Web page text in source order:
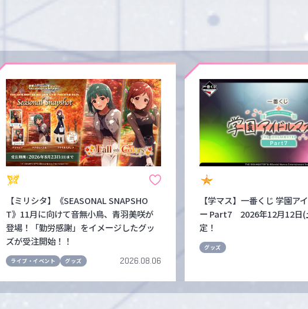
【ミリシタ】《SEASONAL SNAPSHO
T》11月に向けて音無小鳥、青羽美咲が
登場！「勤労感謝」をイメージしたグッ
ズが受注開始！！
ライブ・イベント グッズ 2026.08.06
【学マス】一番くじ 学園ア
ー Part7 2026年12月12日(
定！
グッズ